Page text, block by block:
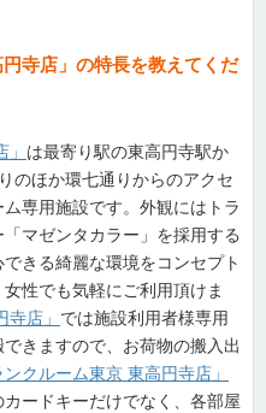
円寺店」の特長を教えてくだ
は最寄り駅の東高円寺駅か
のほか環七通りからのアクセ
専用施設です。外観にはトラ
マゼンタカラー」を採用する
きる綺麗な環境をコンセプト
性でも気軽にご利用頂けま
店」 では施設利用者様専用
きますので、お荷物の搬入出
ンクルーム東京 東高円寺店」
ードキーだけでなく、各部屋